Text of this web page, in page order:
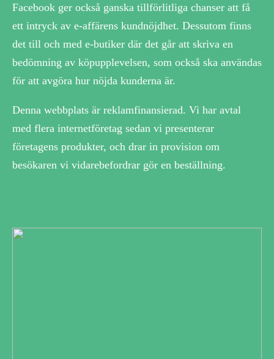
Facebook ger också ganska tillförlitliga chanser att få
ett intryck av e-affärens kundnöjdhet. Dessutom finns
det till och med e-butiker där det går att skriva en
bedömning av köpupplevelsen, som också ska användas
för att avgöra hur nöjda kunderna är.
Denna webbplats är reklamfinansierad. Vi har avtal
med flera internetföretag sedan vi presenterar
företagens produkter, och drar in provision om
besökaren vi vidarebefordrar gör en beställning.